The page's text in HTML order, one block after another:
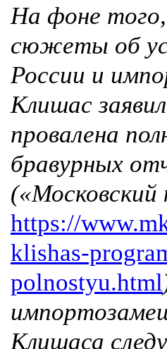
На фоне
сюжеты об
России и
Клишас
провалена
бравурных
(«Московский
https://
klishas-
polnostyu.html
Клишаса